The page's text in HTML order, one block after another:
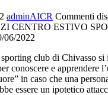
adminAICR Commenti
CENTRO ESTIVO
06/2022
club di Chivasso si
conoscere e apprendere
in caso che una
essere un ipotetico